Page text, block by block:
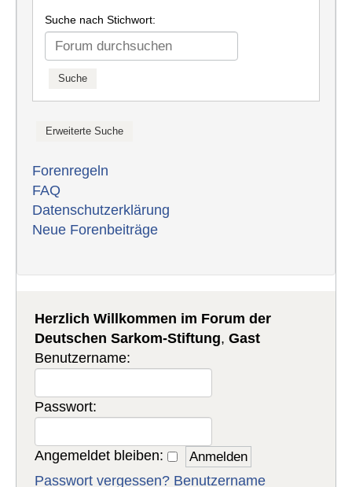
Suche nach Stichwort:
Forenregeln
FAQ
Datenschutzerklärung
Neue Forenbeiträge
Herzlich Willkommen im Forum der
Deutschen Sarkom-Stiftung,Gast
Benutzername:
Passwort:
Angemeldet bleiben:
Passwort vergessen? Benutzername